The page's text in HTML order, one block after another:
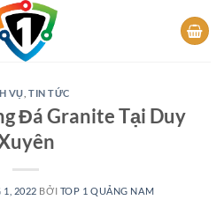
VỤ ,TIN TỨC
Đá Granite Tại Duy
1, 2022 BỞI TOP 1 QUẢNG NAM